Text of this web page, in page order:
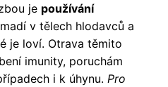
je používání
v tělech hlodavců a
je loví. Otrava těmito
imunity, poruchám
i k úhynu. Pro